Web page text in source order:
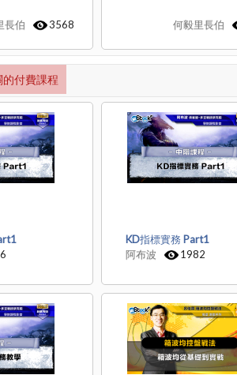
長伯 3568 何毅里長伯
付費課程
KD指標實務 Part1
阿布波
1982